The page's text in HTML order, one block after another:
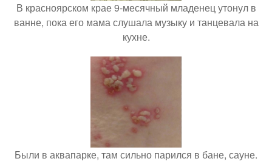
В красноярском крае 9-месячный младенец утонул в
ванне, пока его мама слушала музыку и танцевала на
кухне.
Были в аквапарке, там сильно парился в бане, сауне.